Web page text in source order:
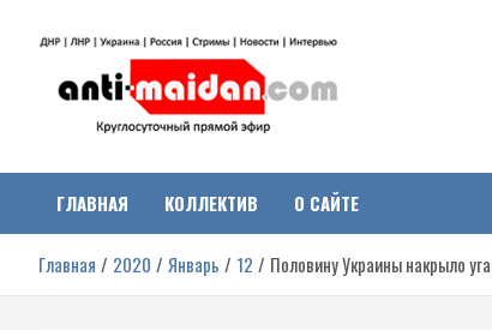
Антимайдан:
Гражданская война
Украине
о гражданской войне на Украине, включая события в
ДНР, ЛНР и других регионах.
ГЛАВНАЯ КОЛЛЕКТИВ О САЙТЕ
Главная 2020 Январь 12 Половину Украины накрыло